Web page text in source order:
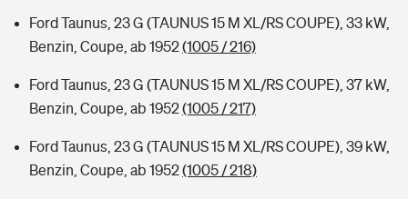
Ford Taunus, 23 G (TAUNUS 15 M XL/RS COUPE), 33 kW,
Benzin, Coupe, ab 1952(1005 / 216)
Ford Taunus, 23 G (TAUNUS 15 M XL/RS COUPE), 37 kW,
Benzin, Coupe, ab 1952(1005 / 217)
Ford Taunus, 23 G (TAUNUS 15 M XL/RS COUPE), 39 kW,
Benzin, Coupe, ab 1952(1005 / 218)